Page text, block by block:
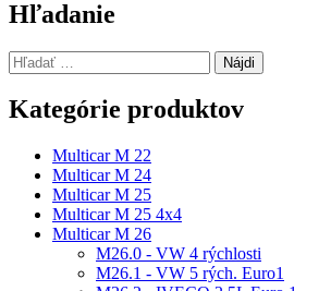
článku
Hľadanie
Hľadať:
Kategórie produktov
Multicar M 22
Multicar M 24
Multicar M 25
Multicar M 25 4x4
Multicar M 26
M26.0 - VW 4 rýchlosti
M26.1 - VW 5 rých. Euro1